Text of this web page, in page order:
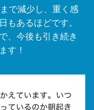
で減少し、重く感
もあるほどです。
、今後も引き続き
す！